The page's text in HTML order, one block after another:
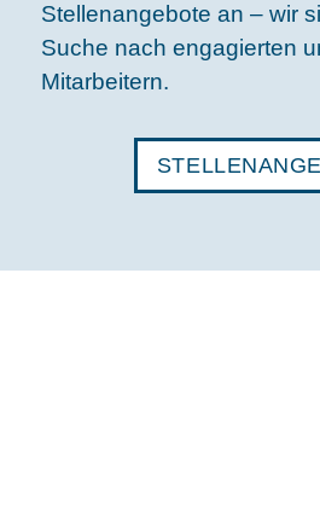
Stellenangebote an – wir
Suche nach ­engagierten
Mitarbeitern.